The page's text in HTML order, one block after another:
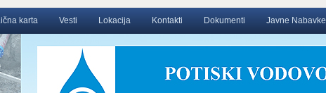
karta Vesti Lokacija Kontakti Dokumenti Javne Nabavke